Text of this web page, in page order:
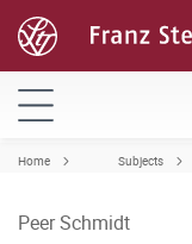
Home Subjects
Peer Schmidt